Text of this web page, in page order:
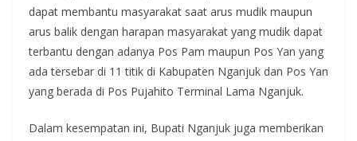
dapat membantu masyarakat saat arus mudik maupun
arus balik dengan harapan masyarakat yang mudik dapat
terbantu dengan adanya Pos Pam maupun Pos Yan yang
ada tersebar di 11 titik di Kabupaten Nganjuk dan Pos Yan
yang berada di Pos Pujahito Terminal Lama Nganjuk.
Dalam kesempatan ini, Bupati Nganjuk juga memberikan